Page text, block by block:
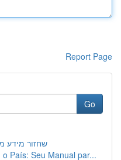
Report Page
Go
שחזור מידע
País: Seu Manual par...